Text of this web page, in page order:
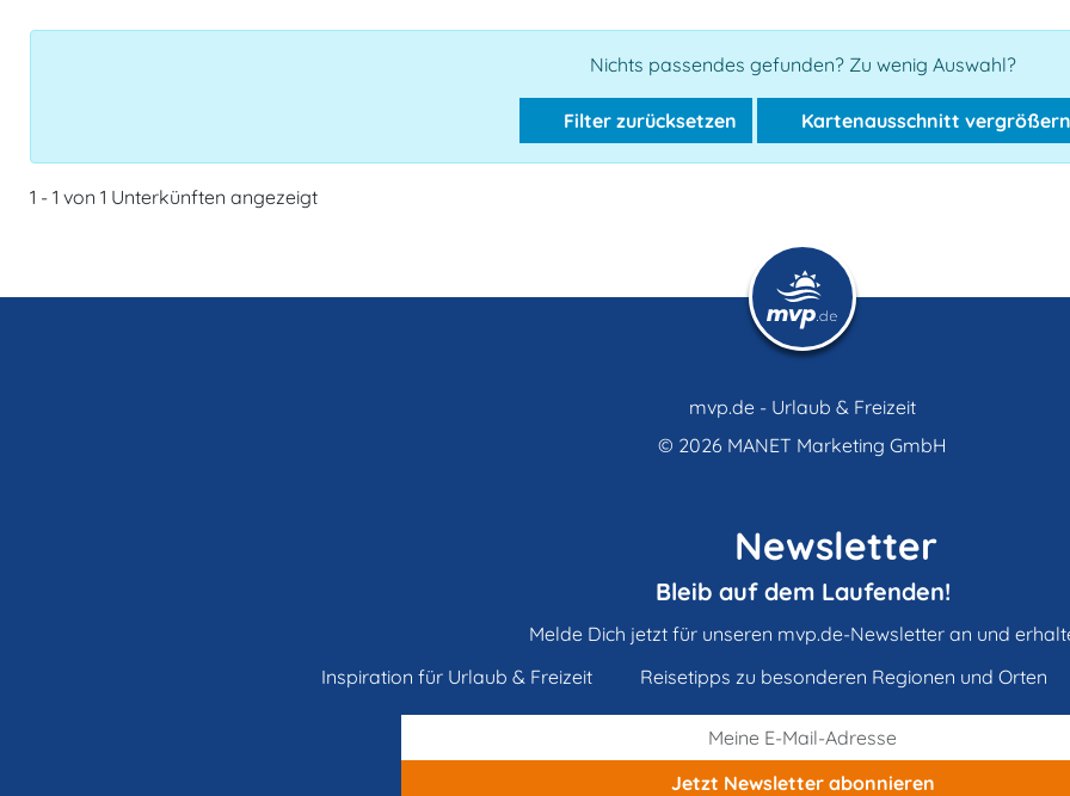
Nichts passendes gefunden? Zu wenig Auswahl?
Filter zurücksetzen Kartenausschnitt vergrößern
1 - 1 von 1 Unterkünften angezeigt
mvp.de - Urlaub & Freizeit
© 2026 MANET Marketing GmbH
Newsletter
Bleib auf dem Laufenden!
Melde Dich jetzt für unseren mvp.de-Newsletter an und
Inspiration für Urlaub & Freizeit
Reisetipps zu besonderen Regionen und Orten
Jetzt Newsletterabonnieren